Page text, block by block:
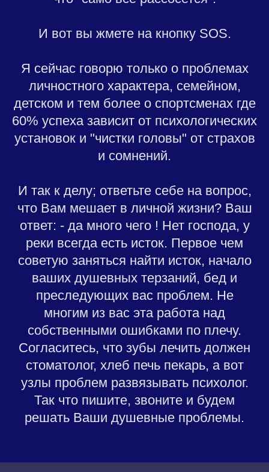
И вот вы жмете на кнопку SOS.
Я сейчас говорю только о проблемах
личностного характера, семейном,
детском и тем более о спортсменах где
60% успеха зависит от психологических
установок и "чистки головы" от страхов
и сомнений.
И так к делу; ответьте себе на вопрос,
что Вам мешает в личной жизни? Ваш
ответ: - да много чего ! Нет господа, у
реки всегда есть исток. Первое чем
советую заняться найти исток, начало
ваших душевных терзаний, бед и
преследующих вас проблем. Не
многим из вас эта работа над
собственными ошибками по плечу.
Согласитесь, что зубы лечить должен
стоматолог, хлеб печь пекарь, а вот
узлы проблем развязывать психолог.
Так что пишите, звоните и будем
решать Ваши душевные проблемы.